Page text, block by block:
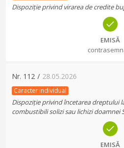
Dispoziție privind virarea de credite
EMISĂ
Nr. 112 / 28.05.2026
Caracter individual
Dispoziție privind încetarea dreptului
combustibili solizi sau lichizi doamnei
EMISĂ